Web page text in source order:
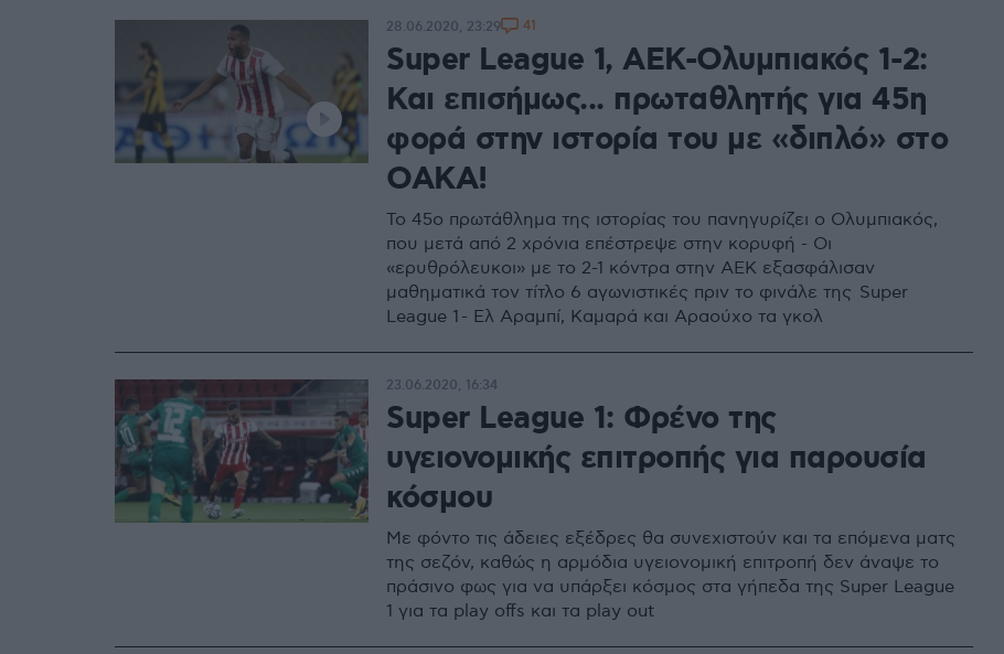
Super League 1, ΑΕΚ-Ολυμπιακός 1-2:
Και επισήμως... πρωταθλητής για 45η
φορά στην ιστορία του με «διπλό» στο
ΟΑΚΑ!
Το 45ο πρωτάθλημα της ιστορίας του πανηγυρίζει ο Ολυμπιακός,
που μετά από 2 χρόνια επέστρεψε στην κορυφή - Οι
«ερυθρόλευκοι» με το 2-1 κόντρα στην ΑΕΚ εξασφάλισαν
μαθηματικά τον τίτλο 6 αγωνιστικές πριν το φινάλε της Super
League 1 - Ελ Αραμπί, Καμαρά και Αραούχο τα γκολ
28.06.2020, 23:29 41
Super League 1: Φρένο της
υγειονομικής επιτροπής για παρουσία
κόσμου
Με φόντο τις άδειες εξέδρες θα συνεχιστούν και τα επόμενα ματς
της σεζόν, καθώς η αρμόδια υγειονομική επιτροπή δεν άναψε το
πράσινο φως για να υπάρξει κόσμος στα γήπεδα της Super League
1 για τα play offs και τα play out
23.06.2020, 16:34